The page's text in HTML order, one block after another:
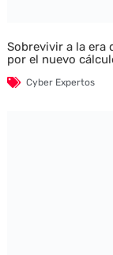
Sobrevivir a la era
por el nuevo
Cyber Expertos